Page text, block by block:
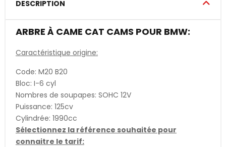
DESCRIPTION
ARBRE À CAME CAT CAMS POUR BMW:
Caractéristique origine:
Code: M20 B20
Bloc: I-6 cyl
Nombres de soupapes: SOHC 12V
Puissance: 125cv
Cylindrée: 1990cc
Sélectionnez la référence souhaitée pour
connaitre le tarif: